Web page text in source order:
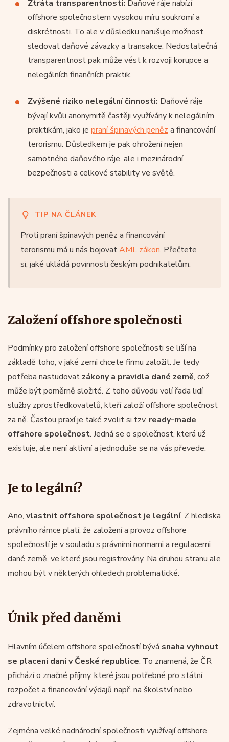
Ztráta transparentnosti: Daňové ráje nabízí
offshore společnostem vysokou míru soukromí a
diskrétnosti. To ale v důsledku narušuje možnost
sledovat daňové závazky a transakce. Nedostatečná
transparentnost pak může vést k rozvoji korupce a
nelegálních finančních praktik.
Zvýšené riziko nelegální činnosti: Daňové ráje
bývají kvůli anonymitě častěji využívány k nelegálním
praktikám, jako je praní špinavých peněz a financování
terorismu. Důsledkem je pak ohrožení nejen
samotného daňového ráje, ale i mezinárodní
bezpečnosti a celkové stability ve světě.
TIP NA ČLÁNEK
Proti praní špinavých peněz a financování
terorismu má u nás bojovatAML zákon. Přečtete
si, jaké ukládá povinnosti českým podnikatelům.
Založení offshore společnosti
Podmínky pro založení offshore společnosti se liší na
základě toho, v jaké zemi chcete firmu založit. Je tedy
potřeba nastudovat zákony a pravidla dané země, což
může být poměrně složité. Z toho důvodu volí řada lidí
služby zprostředkovatelů, kteří založí offshore společnost
za ně. Častou praxí je také zvolit si tzv. ready-made
offshore společnost. Jedná se o společnost, která už
existuje, ale není aktivní a jednoduše se na vás převede.
Je to legální?
Ano, vlastnit offshore společnost je legální. Z hlediska
právního rámce platí, že založení a provoz offshore
společností je v souladu s právními normami a regulacemi
dané země, ve které jsou registrovány. Na druhou stranu ale
mohou být v některých ohledech problematické:
Únik před daněmi
Hlavním účelem offshore společností bývá snaha vyhnout
se placení daní v České republice. To znamená, že ČR
přichází o značné příjmy, které jsou potřebné pro státní
rozpočet a financování výdajů např. na školství nebo
zdravotnictví.
Zejména velké nadnárodní společnosti využívají offshore